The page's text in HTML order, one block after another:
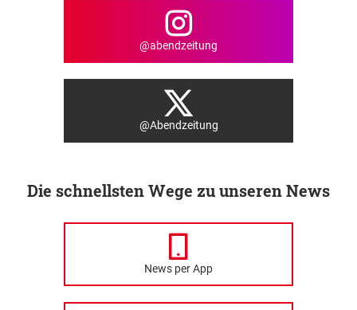
@abendzeitung
@Abendzeitung
Die schnellsten Wege zu unseren News
News per App